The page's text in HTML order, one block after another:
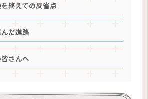
終えての反省点
だ進路
さんへ